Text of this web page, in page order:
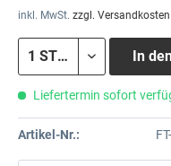
inkl. MwSt. zzgl. Versandkosten
In
Liefertermin sofort
Artikel-Nr.: